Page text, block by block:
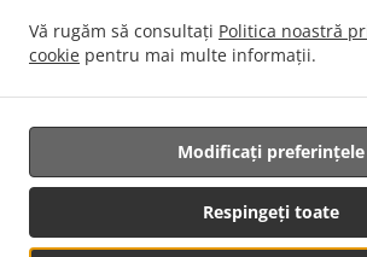
Vă rugăm să consultați Politica noastră
cookie pentru mai multe informații.
Respingeți toate
Modificați preferințele
mâncare Romanesc Jilava
Livrare mâncare Romanesc